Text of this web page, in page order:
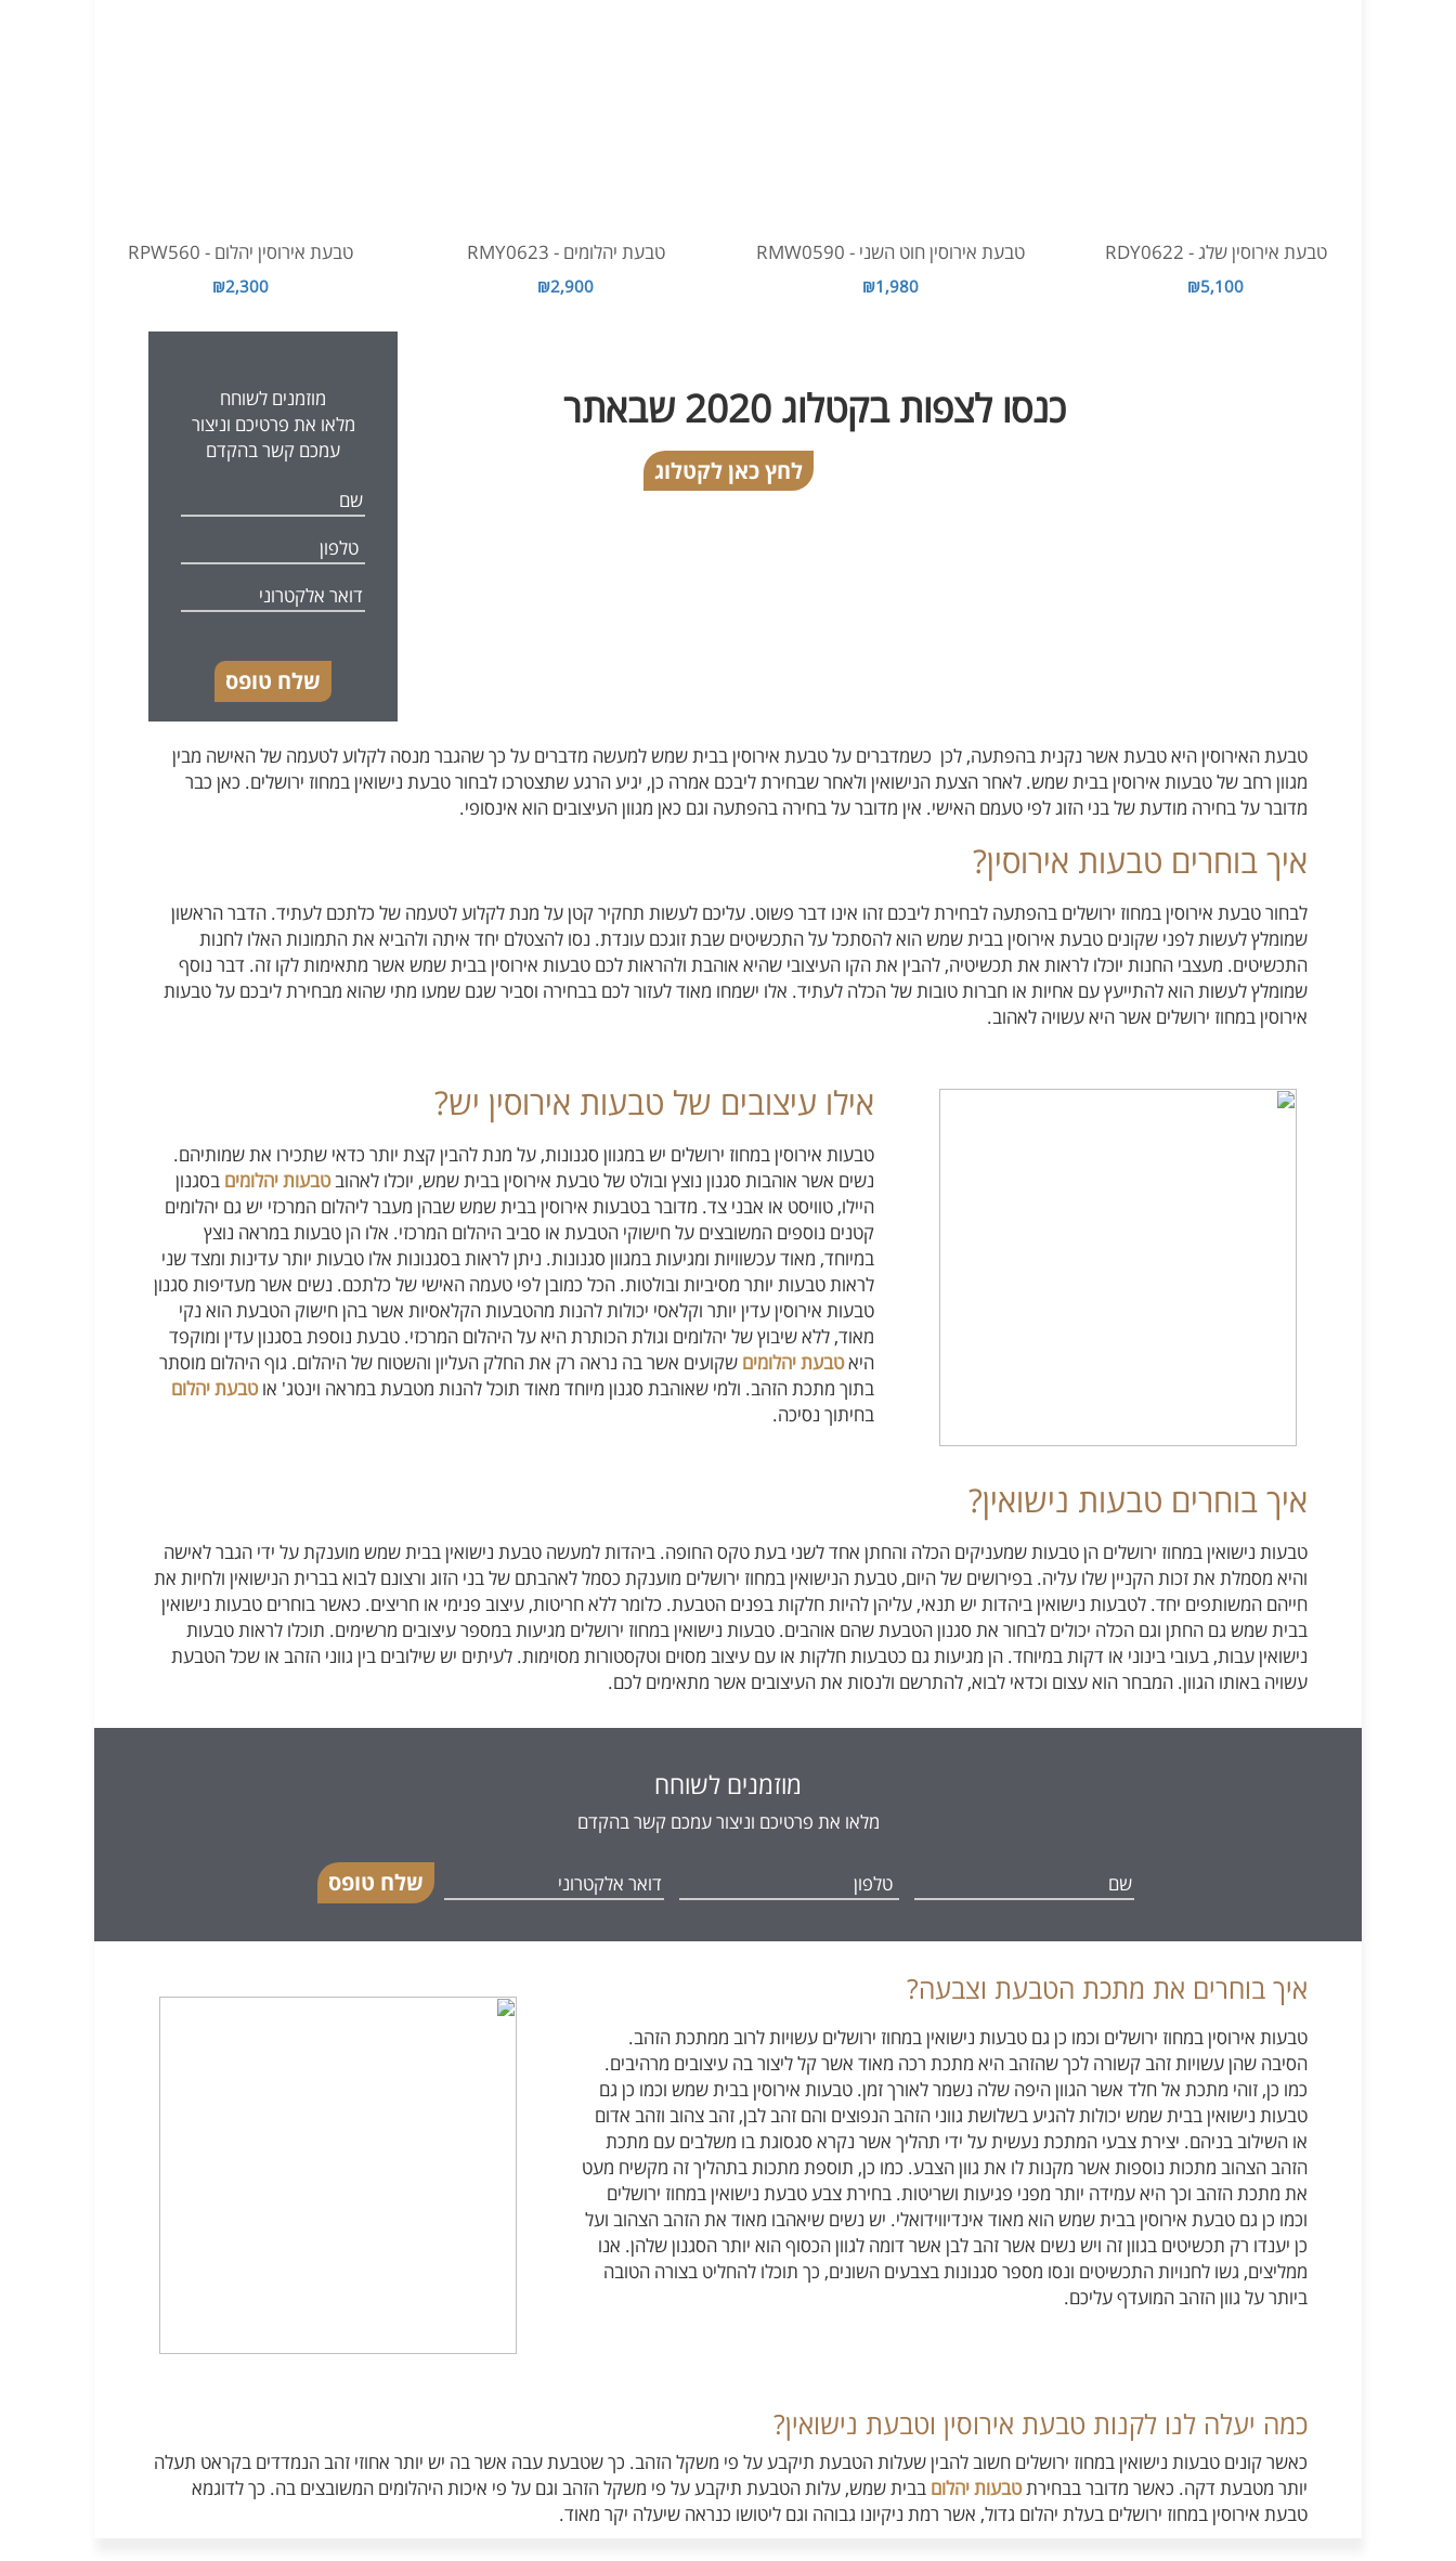
טבעת אירוסין שלג - RDY0622
₪5,100
טבעת אירוסין חוט השני - RMW0590
₪1,980
טבעת יהלומים - RMY0623
₪2,900
טבעת אירוסין יהלום - RPW560
₪2,300
מוזמנים לשוחח
מלאו את פרטיכם וניצור
עמכם קשר בהקדם
שלח טופס
כנסו לצפות בקטלוג 2020 שבאתר
לחץ כאן לקטלוג
טבעת האירוסין היא טבעת אשר נקנית בהפתעה, לכן כשמדברים על טבעת אירוסין בבית שמש למעשה מדברים על כך שהגבר מנסה לקלוע לטעמה של האישה מבין
מגוון רחב של טבעות אירוסין בבית שמש. לאחר הצעת הנישואין ולאחר שבחירת ליבכם אמרה כן, יגיע הרגע שתצטרכו לבחור טבעת נישואין במחוז ירושלים. כאן כבר
מדובר על בחירה מודעת של בני הזוג לפי טעמם האישי. אין מדובר על בחירה בהפתעה וגם כאן מגוון העיצובים הוא אינסופי.
איך בוחרים טבעות אירוסין?
לבחור טבעת אירוסין במחוז ירושלים בהפתעה לבחירת ליבכם זהו אינו דבר פשוט. עליכם לעשות תחקיר קטן על מנת לקלוע לטעמה של כלתכם לעתיד. הדבר הראשון
שמומלץ לעשות לפני שקונים טבעת אירוסין בבית שמש הוא להסתכל על התכשיטים שבת זוגכם עונדת. נסו להצטלם יחד איתה ולהביא את התמונות האלו לחנות
התכשיטים. מעצבי החנות יוכלו לראות את תכשיטיה, להבין את הקו העיצובי שהיא אוהבת ולהראות לכם טבעות אירוסין בבית שמש אשר מתאימות לקו זה. דבר נוסף
שמומלץ לעשות הוא להתייעץ עם אחיות או חברות טובות של הכלה לעתיד. אלו ישמחו מאוד לעזור לכם בבחירה וסביר שגם שמעו מתי שהוא מבחירת ליבכם על טבעות
אירוסין במחוז ירושלים אשר היא עשויה לאהוב.
אילו עיצובים של טבעות אירוסין יש?
טבעות אירוסין במחוז ירושלים יש במגוון סגנונות, על מנת להבין קצת יותר כדאי שתכירו את שמותיהם.
נשים אשר אוהבות סגנון נוצץ ובולט של טבעת אירוסין בבית שמש, יוכלו לאהובטבעות יהלומים בסגנון
היילו, טוויסט או אבני צד. מדובר בטבעות אירוסין בבית שמש שבהן מעבר ליהלום המרכזי יש גם יהלומים
קטנים נוספים המשובצים על חישוקי הטבעת או סביב היהלום המרכזי. אלו הן טבעות במראה נוצץ
במיוחד, מאוד עכשוויות ומגיעות במגוון סגנונות. ניתן לראות בסגנונות אלו טבעות יותר עדינות ומצד שני
לראות טבעות יותר מסיביות ובולטות. הכל כמובן לפי טעמה האישי של כלתכם. נשים אשר מעדיפות סגנון
טבעות אירוסין עדין יותר וקלאסי יכולות להנות מהטבעות הקלאסיות אשר בהן חישוק הטבעת הוא נקי
מאוד, ללא שיבוץ של יהלומים וגולת הכותרת היא על היהלום המרכזי. טבעת נוספת בסגנון עדין ומוקפד
היאטבעת יהלומים שקועים אשר בה נראה רק את החלק העליון והשטוח של היהלום. גוף היהלום מוסתר
בתוך מתכת הזהב. ולמי שאוהבת סגנון מיוחד מאוד תוכל להנות מטבעת במראה וינטג' אוטבעת יהלום
בחיתוך נסיכה.
איך בוחרים טבעות נישואין?
טבעות נישואין במחוז ירושלים הן טבעות שמעניקים הכלה והחתן אחד לשני בעת טקס החופה. ביהדות למעשה טבעת נישואין בבית שמש מוענקת על ידי הגבר לאישה
והיא מסמלת את זכות הקניין שלו עליה. בפירושים של היום, טבעת הנישואין במחוז ירושלים מוענקת כסמל לאהבתם של בני הזוג ורצונם לבוא בברית הנישואין ולחיות את
חייהם המשותפים יחד. לטבעות נישואין ביהדות יש תנאי, עליהן להיות חלקות בפנים הטבעת. כלומר ללא חריטות, עיצוב פנימי או חריצים. כאשר בוחרים טבעות נישואין
בבית שמש גם החתן וגם הכלה יכולים לבחור את סגנון הטבעת שהם אוהבים. טבעות נישואין במחוז ירושלים מגיעות במספר עיצובים מרשימים. תוכלו לראות טבעות
נישואין עבות, בעובי בינוני או דקות במיוחד. הן מגיעות גם כטבעות חלקות או עם עיצוב מסוים וטקסטורות מסוימות. לעיתים יש שילובים בין גווני הזהב או שכל הטבעת
עשויה באותו הגוון. המבחר הוא עצום וכדאי לבוא, להתרשם ולנסות את העיצובים אשר מתאימים לכם.
מוזמנים לשוחח
מלאו את פרטיכם וניצור עמכם קשר בהקדם
שלח טופס
איך בוחרים את מתכת הטבעת וצבעה?
טבעות אירוסין במחוז ירושלים וכמו כן גם טבעות נישואין במחוז ירושלים עשויות לרוב ממתכת הזהב.
הסיבה שהן עשויות זהב קשורה לכך שהזהב היא מתכת רכה מאוד אשר קל ליצור בה עיצובים מרהיבים.
כמו כן, זוהי מתכת אל חלד אשר הגוון היפה שלה נשמר לאורך זמן. טבעות אירוסין בבית שמש וכמו כן גם
טבעות נישואין בבית שמש יכולות להגיע בשלושת גווני הזהב הנפוצים והם זהב לבן, זהב צהוב וזהב אדום
או השילוב בניהם. יצירת צבעי המתכת נעשית על ידי תהליך אשר נקרא סגסוגת בו משלבים עם מתכת
הזהב הצהוב מתכות נוספות אשר מקנות לו את גוון הצבע. כמו כן, תוספת מתכות בתהליך זה מקשיח מעט
את מתכת הזהב וכך היא עמידה יותר מפני פגיעות ושריטות. בחירת צבע טבעת נישואין במחוז ירושלים
וכמו כן גם טבעת אירוסין בבית שמש הוא מאוד אינדיווידואלי. יש נשים שיאהבו מאוד את הזהב הצהוב ועל
כן יענדו רק תכשיטים בגוון זה ויש נשים אשר זהב לבן אשר דומה לגוון הכסוף הוא יותר הסגנון שלהן. אנו
ממליצים, גשו לחנויות התכשיטים ונסו מספר סגנונות בצבעים השונים, כך תוכלו להחליט בצורה הטובה
ביותר על גוון הזהב המועדף עליכם.
כמה יעלה לנו לקנות טבעת אירוסין וטבעת נישואין?
כאשר קונים טבעות נישואין במחוז ירושלים חשוב להבין שעלות הטבעת תיקבע על פי משקל הזהב. כך שטבעת עבה אשר בה יש יותר אחוזי זהב הנמדדים בקראט תעלה
יותר מטבעת דקה. כאשר מדובר בבחירתטבעות יהלום בבית שמש, עלות הטבעת תיקבע על פי משקל הזהב וגם על פי איכות היהלומים המשובצים בה. כך לדוגמא
טבעת אירוסין במחוז ירושלים בעלת יהלום גדול, אשר רמת ניקיונו גבוהה וגם ליטושו כנראה שיעלה יקר מאוד.